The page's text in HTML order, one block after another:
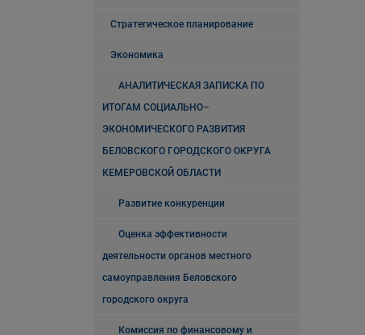
Стратегическое планирование
Экономика
АНАЛИТИЧЕСКАЯ ЗАПИСКА ПО
ИТОГАМ СОЦИАЛЬНО–
ЭКОНОМИЧЕСКОГО РАЗВИТИЯ
БЕЛОВСКОГО ГОРОДСКОГО ОКРУГА
КЕМЕРОВСКОЙ ОБЛАСТИ
Развитие конкуренции
Оценка эффективности
деятельности органов местного
самоуправления Беловского
городского округа
Комиссия по финансовому и